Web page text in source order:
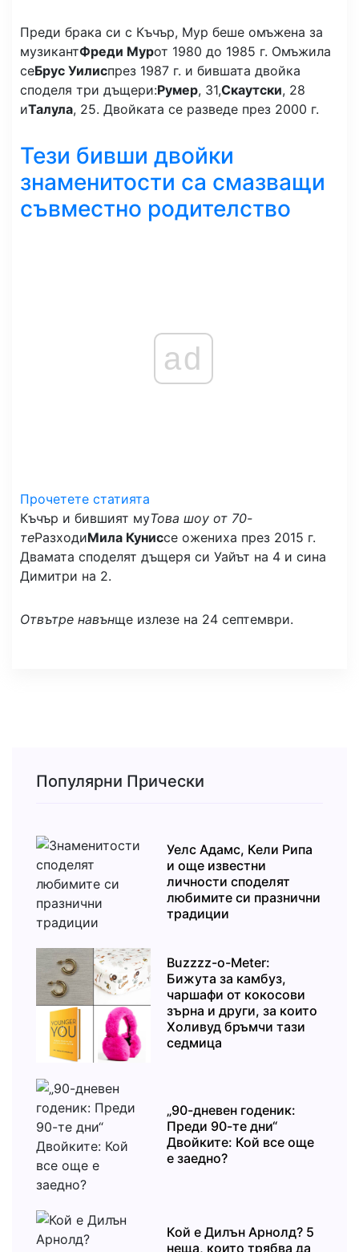
Преди брака си с Къчър, Мур беше омъжена за
музикантФреди Мурот 1980 до 1985 г. Омъжила
сеБрус Уилиспрез 1987 г. и бившата двойка
споделя три дъщери:Румер, 31,Скаутски, 28
иТалула, 25. Двойката се разведе през 2000 г.
Тези бивши двойки
знаменитости са смазващи
съвместно родителство
ad
Прочетете статията
Къчър и бившият муТова шоу от 70-
теРазходиМила Куниссе ожениха през 2015 г.
Двамата споделят дъщеря си Уайът на 4 и сина
Димитри на 2.
Отвътре навънще излезе на 24 септември.
Популярни Прически
Уелс Адамс, Кели Рипа
и още известни
личности споделят
любимите си празнични
традиции
Buzzzz-o-Meter:
Бижута за камбуз,
чаршафи от кокосови
зърна и други, за които
Холивуд бръмчи тази
седмица
„90-дневен годеник:
Преди 90-те дни“
Двойките: Кой все още
е заедно?
Кой е Дилън Арнолд? 5
неща, които трябва да